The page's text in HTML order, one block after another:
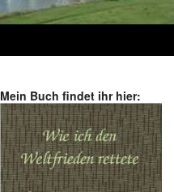
Mein Buch findet ihr hier: